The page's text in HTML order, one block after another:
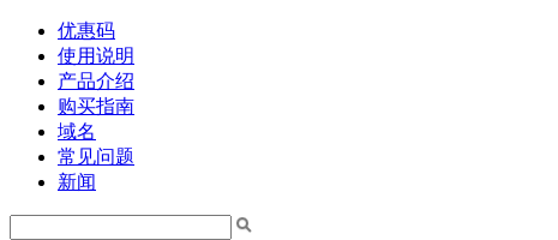
优惠码
使用说明
产品介绍
购买指南
域名
常见问题
新闻